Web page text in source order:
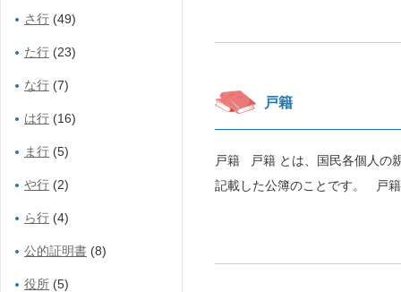
戸籍
戸籍 戸籍 とは、国民各個人の
記載した公簿のことです。 戸
さ行 (49)
た行 (23)
な行 (7)
は行 (16)
ま行 (5)
や行 (2)
ら行 (4)
公的証明書 (8)
役所 (5)